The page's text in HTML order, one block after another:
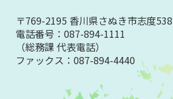
〒769-2195 香川県さぬき市志度
電話番号：087-894-1111
（総務課 代表電話）
ファックス：087-894-4440